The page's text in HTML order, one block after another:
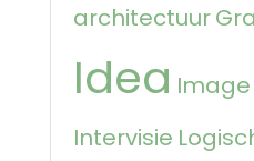
architectuur
Idea
Intervisie